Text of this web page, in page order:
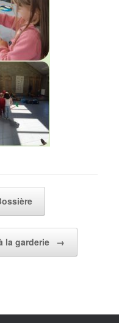
la garderie →